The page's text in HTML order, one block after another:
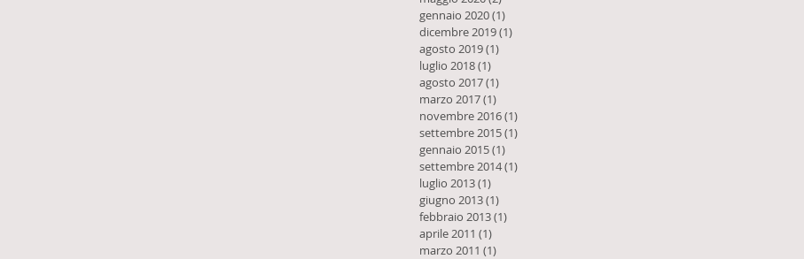
gennaio 2020(1)
dicembre 2019(1)
agosto 2019(1)
luglio 2018(1)
agosto 2017(1)
marzo 2017(1)
novembre 2016(1)
settembre 2015(1)
gennaio 2015(1)
settembre 2014(1)
luglio 2013(1)
giugno 2013(1)
febbraio 2013(1)
aprile 2011 (1)
marzo 2011 (1)